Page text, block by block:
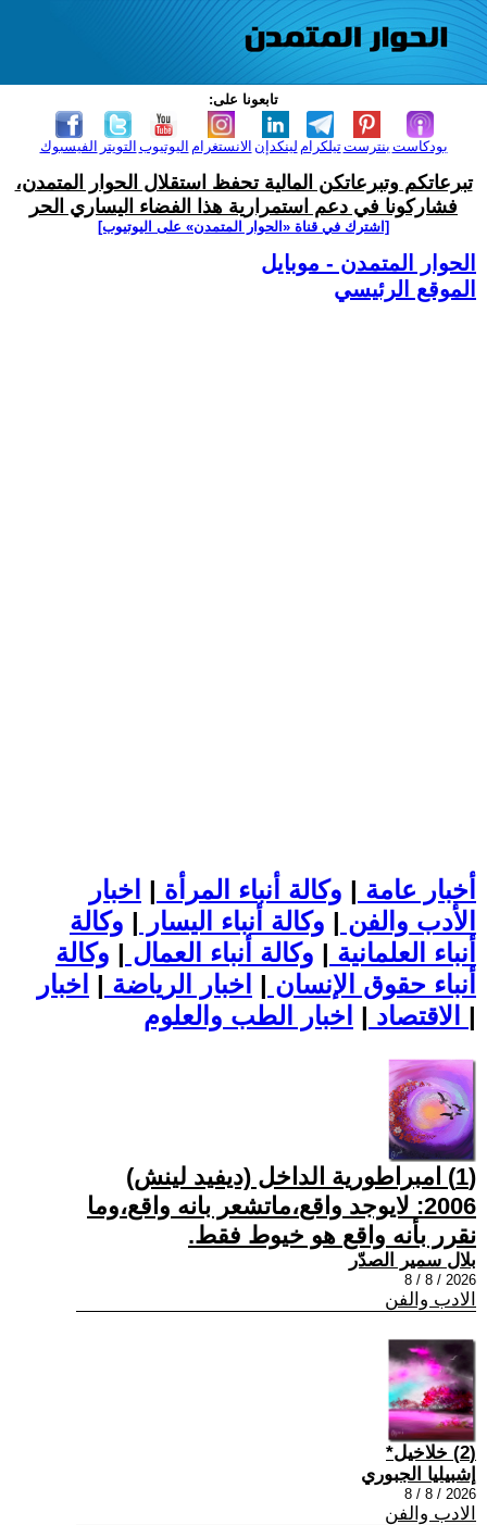
تابعونا على:
الفيسبوك التويتر اليوتيوب الانستغرام لينكدإن تيلكرامبنترست بودكاست
تبرعاتكم وتبرعاتكن المالية تحفظ استقلال الحوار المتمدن،
فشاركونا في دعم استمرارية هذا الفضاء اليساري الحر
[اشترك في قناة ‫«الحوار المتمدن» على اليوتيوب]
الحوار المتمدن - موبايل
الموقع الرئيسي
أخبار عامة | وكالة أنباء المرأة | اخبار
الأدب والفن | وكالة أنباء اليسار | وكالة
أنباء العلمانية | وكالة أنباء العمال | وكالة
أنباء حقوق الإنسان | اخبار الرياضة | اخبار
الاقتصاد | |
(1) امبراطورية الداخل (ديفيد لينش)
2006: لايوجد واقع،ماتشعر بانه واقع،وما
نقرر بأنه واقع هو خيوط فقط.
بلال سمير الصدّر
2026 / 8 / 8
الادب والفن
(2) خلاخيل*
إشبيليا الجبوري
2026 / 8 / 8
الادب والفن